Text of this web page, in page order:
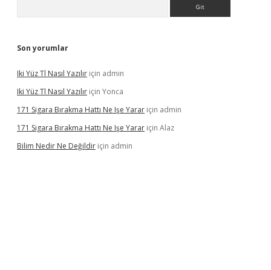
Son yorumlar
Iki Yüz Tl Nasıl Yazılır için admin
Iki Yüz Tl Nasıl Yazılır için Yonca
171 Sigara Bırakma Hattı Ne Işe Yarar için admin
171 Sigara Bırakma Hattı Ne Işe Yarar için Alaz
Bilim Nedir Ne Değildir için admin